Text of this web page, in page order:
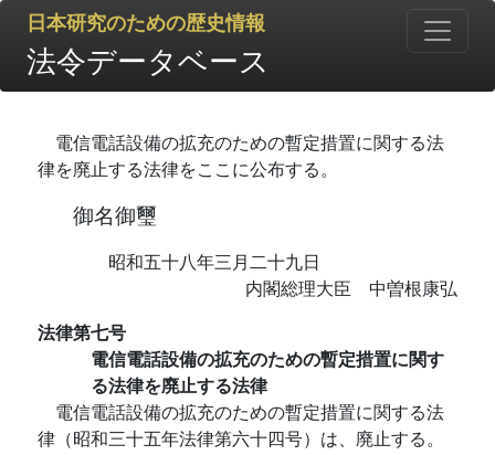
日本研究のための歴史情報
法令データベース
電信電話設備の拡充のための暫定措置に関する法
律を廃止する法律をここに公布する。
御名御璽
昭和五十八年三月二十九日
内閣総理大臣 中曽根康弘
法律第七号
電信電話設備の拡充のための暫定措置に関す
る法律を廃止する法律
電信電話設備の拡充のための暫定措置に関する法
律（昭和三十五年法律第六十四号）は、廃止する。